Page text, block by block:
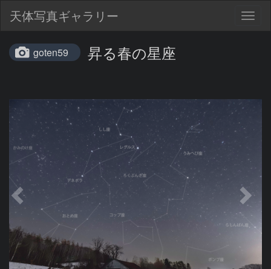
天体写真ギャラリー
goten59 昇る春の星座